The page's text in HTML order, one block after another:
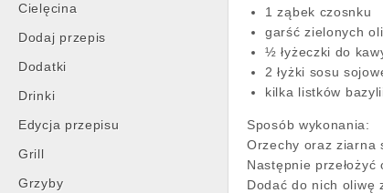
Cielęcina
Dodaj przepis
Dodatki
Drinki
Edycja przepisu
Grill
Grzyby
1 ząbek czosnku
garść zielonych
½ łyżeczki do
2 łyżki sosu
kilka listków
Sposób wykonania:
Orzechy oraz ziarna
Następnie
Dodać do nich oliwę